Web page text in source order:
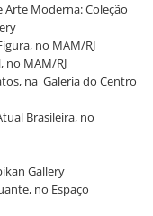
Arte Moderna: Coleção
no MAM/RJ
no MAM/RJ
na Galeria do Centro
Brasileira, no
Gallery
no Espaço